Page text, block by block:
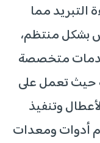
التبريد مما
بشكل منتظم،
متخصصة
حيث تعمل على
وتنفيذ
أدوات ومعدات